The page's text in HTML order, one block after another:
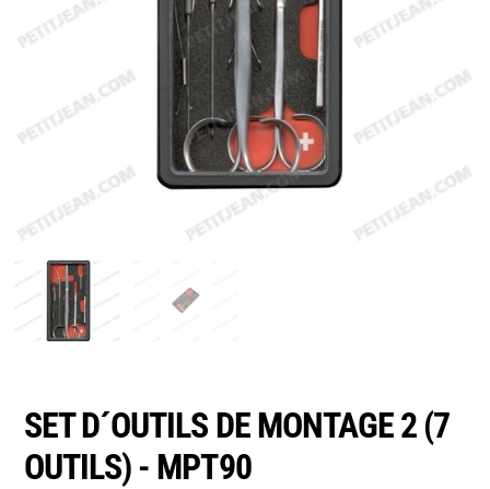
SET D´OUTILS DE MONTAGE 2 (7
OUTILS) - MPT90